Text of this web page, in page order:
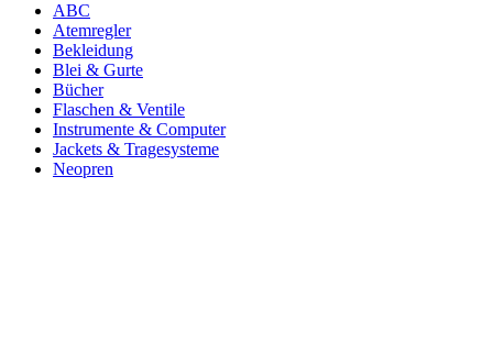
ABC
Atemregler
Bekleidung
Blei & Gurte
Bücher
Flaschen & Ventile
Instrumente & Computer
Jackets & Tragesysteme
Neopren